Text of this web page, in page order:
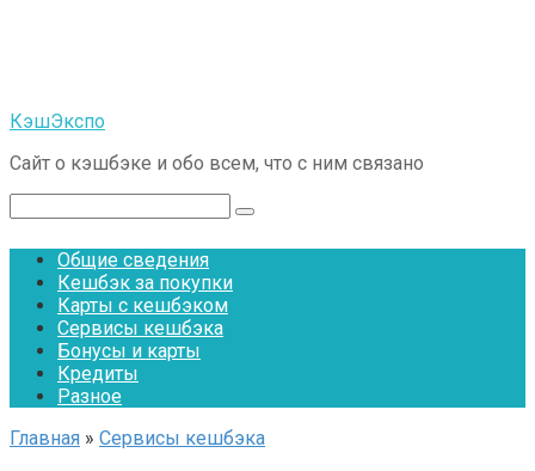
КэшЭкспо
Сайт о кэшбэке и обо всем, что с ним связано
Общие сведения
Кешбэк за покупки
Карты с кешбэком
Сервисы кешбэка
Бонусы и карты
Кредиты
Разное
Главная » Сервисы кешбэка